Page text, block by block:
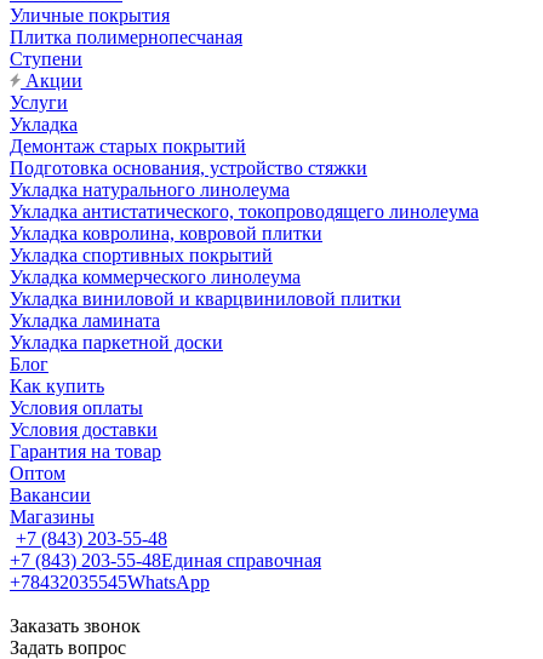
Уличные покрытия
Плитка полимернопесчаная
Ступени
Акции
Услуги
Укладка
Демонтаж старых покрытий
Подготовка основания, устройство стяжки
Укладка натурального линолеума
Укладка антистатического, токопроводящего линолеума
Укладка ковролина, ковровой плитки
Укладка спортивных покрытий
Укладка коммерческого линолеума
Укладка виниловой и кварцвиниловой плитки
Укладка ламината
Укладка паркетной доски
Блог
Как купить
Условия оплаты
Условия доставки
Гарантия на товар
Оптом
Вакансии
Магазины
+7 (843) 203-55-48
+7 (843) 203-55-48Единая справочная
+78432035545WhatsApp
Заказать звонок
Задать вопрос